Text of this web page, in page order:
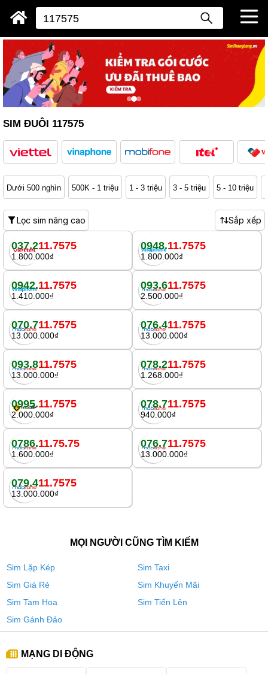
SIM ĐUÔI 117575
Dưới 500 nghìn 500K - 1 triệu 1 - 3 triệu 3 - 5 triệu 5 - 10 triệu
Lọc sim nâng cao Sắp xếp
037.211.7575
1.800.000₫
0948.11.7575
1.800.000₫
0942.11.7575
1.410.000₫
093.611.7575
2.500.000₫
070.711.7575
13.000.000₫
076.411.7575
13.000.000₫
093.811.7575
13.000.000₫
078.211.7575
1.268.000₫
0995.11.7575
2.000.000₫
078.711.7575
940.000₫
0786.11.75.75
1.600.000₫
076.711.7575
13.000.000₫
079.411.7575
13.000.000₫
MỌI NGƯỜI CŨNG TÌM KIẾM
Sim Lặp Kép
Sim Taxi
Sim Giá Rẻ
Sim Khuyến Mãi
Sim Tam Hoa
Sim Tiến Lên
Sim Gánh Đảo
MẠNG DI ĐỘNG